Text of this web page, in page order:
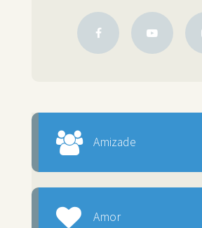
Amizade
Amor